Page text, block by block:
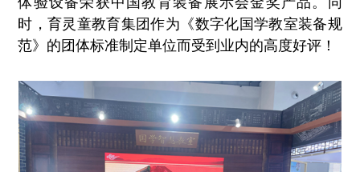
时，育灵童教育集团作为《数字化国学教室装备规
范》的团体标准制定单位而受到业内的高度好评！